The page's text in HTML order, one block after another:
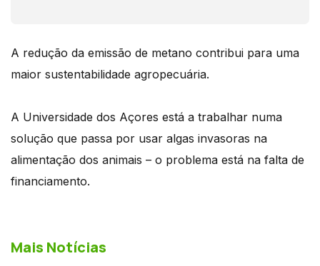
A redução da emissão de metano contribui para uma
maior sustentabilidade agropecuária.
A Universidade dos Açores está a trabalhar numa
solução que passa por usar algas invasoras na
alimentação dos animais – o problema está na falta de
financiamento.
Mais Notícias